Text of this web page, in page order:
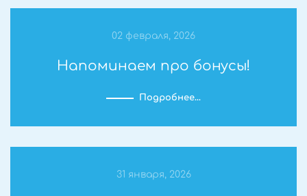
02 февраля, 2026
Напоминаем про бонусы!
Подробнее…
31 января, 2026